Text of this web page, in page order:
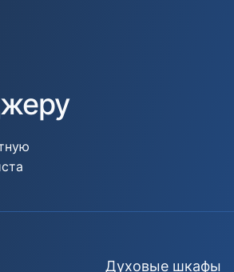
Духовые шкафы